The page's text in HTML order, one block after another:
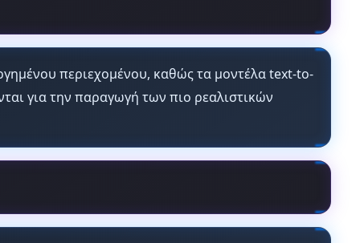
περιεχομένου, καθώς τα μοντέλα text-to-
για την παραγωγή των πιο ρεαλιστικών